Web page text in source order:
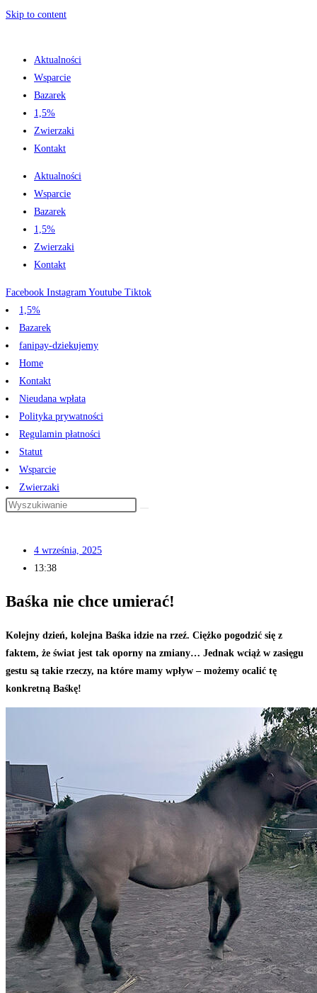
Skip to content
Aktualności
Wsparcie
Bazarek
1,5%
Zwierzaki
Kontakt
Aktualności
Wsparcie
Bazarek
1,5%
Zwierzaki
Kontakt
Facebook Instagram Youtube Tiktok
1,5%
Bazarek
fanipay-dziekujemy
Home
Kontakt
Nieudana wpłata
Polityka prywatności
Regulamin płatności
Statut
Wsparcie
Zwierzaki
4 września, 2025
13:38
Baśka nie chce umierać!
Kolejny dzień, kolejna Baśka idzie na rzeź. Ciężko pogodzić się z
faktem, że świat jest tak oporny na zmiany… Jednak wciąż w zasięgu
gestu są takie rzeczy, na które mamy wpływ – możemy ocalić tę
konkretną Baśkę!